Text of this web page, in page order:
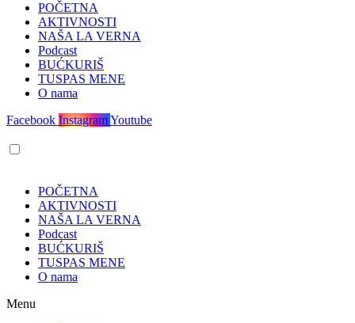
POČETNA
AKTIVNOSTI
NAŠA LA VERNA
Podcast
BUĆKURIŠ
TUSPAS MENE
O nama
Facebook InstagramYoutube
POČETNA
AKTIVNOSTI
NAŠA LA VERNA
Podcast
BUĆKURIŠ
TUSPAS MENE
O nama
Menu